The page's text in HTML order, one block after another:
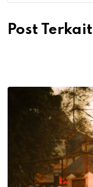
Post Terkait